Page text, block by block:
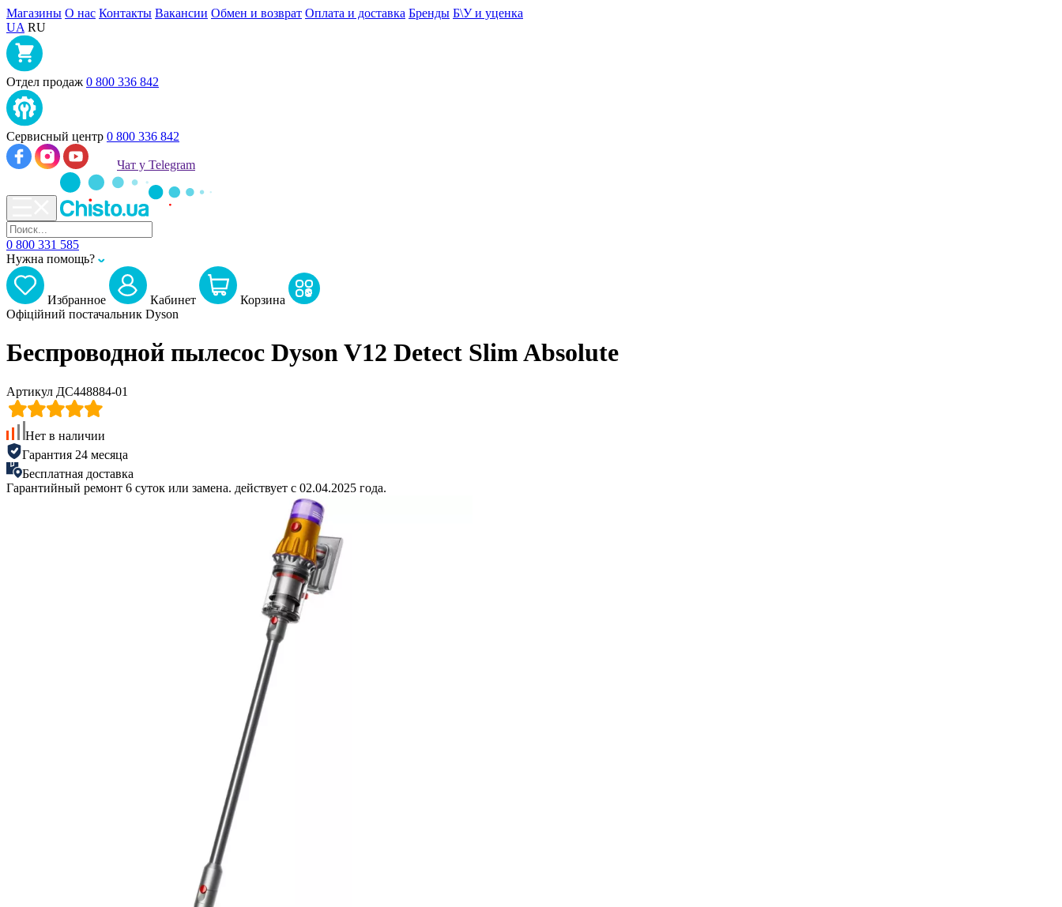
Магазины О нас Контакты Вакансии Обмен и возврат Оплата и доставка Бренды Б\У и уценка
UA RU
Отдел продаж 0 800 336 842
Сервисный центр 0 800 336 842
Чат у Telegram
0 800 331 585
Нужна помощь?
Избранное Кабинет
Корзина
Офіційний постачальник Dyson
Беспроводной пылесос Dyson V12 Detect Slim Absolute
Артикул ДС448884-01
Нет в наличии
Гарантия 24 месяца
Бесплатная доставка
Гарантийный ремонт 6 суток или замена. действует с 02.04.2025 года.